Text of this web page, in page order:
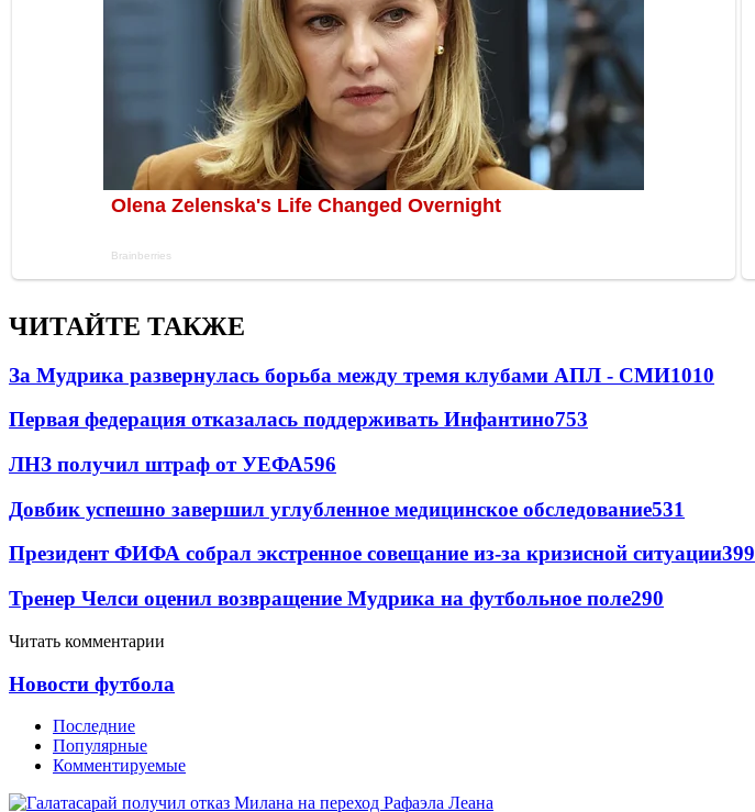
ЧИТАЙТЕ ТАКЖЕ
За Мудрика развернулась борьба между тремя клубами АПЛ - СМИ1010
Первая федерация отказалась поддерживать Инфантино753
ЛНЗ получил штраф от УЕФА596
Довбик успешно завершил углубленное медицинское обследование531
Президент ФИФА собрал экстренное совещание из-за кризисной ситуации399
Тренер Челси оценил возвращение Мудрика на футбольное поле290
Читать комментарии
Новости футбола
Последние
Популярные
Комментируемые